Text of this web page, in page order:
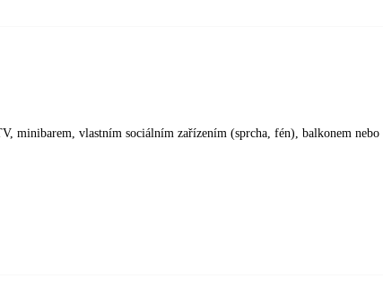
minibarem, vlastním sociálním zařízením (sprcha, fén), balkonem nebo